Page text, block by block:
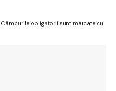
Câmpurile obligatorii sunt marcate cu